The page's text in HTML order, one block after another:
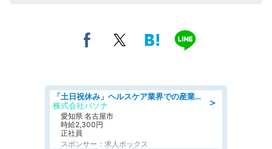
＞
「土日祝休み」ヘルスケア業界での産業保健師業務/看護師/高時給/未経験OK/要資格:正看護師
株式会社パソナ
愛知県 名古屋市
時給2,300円
正社員
スポンサー：求人ボックス